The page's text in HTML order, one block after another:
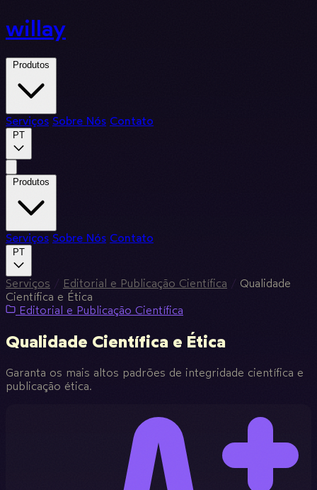
willay
Produtos
Serviços Sobre Nós Contato
PT
Produtos
Serviços Sobre Nós Contato
PT
Serviços / Editorial e Publicação Científica / Qualidade
Científica e Ética
Editorial e Publicação Científica
Qualidade Científica e Ética
Garanta os mais altos padrões de integridade científica e
publicação ética.